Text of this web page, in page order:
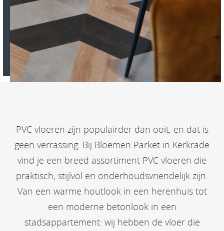
PVC vloeren zijn populairder dan ooit, en dat is
geen verrassing. Bij Bloemen Parket in Kerkrade
vind je een breed assortiment PVC vloeren die
praktisch, stijlvol en onderhoudsvriendelijk zijn.
Van een warme houtlook in een herenhuis tot
een moderne betonlook in een
stadsappartement: wij hebben de vloer die